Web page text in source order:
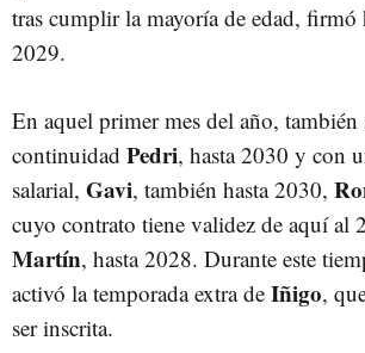
tras cumplir la mayoría de edad, firmó
2029.
En aquel primer mes del año, también
continuidad Pedri, hasta 2030 y con
salarial, Gavi, también hasta 2030,
cuyo contrato tiene validez de aquí al
Martín, hasta 2028. Durante este
activó la temporada extra de Iñigo,
ser inscrita.